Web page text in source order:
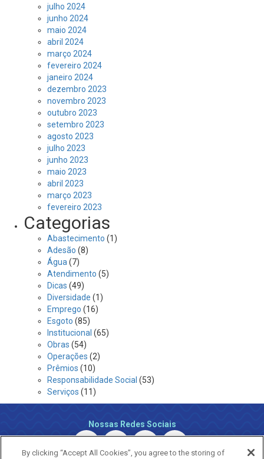
julho 2024
junho 2024
maio 2024
abril 2024
março 2024
fevereiro 2024
janeiro 2024
dezembro 2023
novembro 2023
outubro 2023
setembro 2023
agosto 2023
julho 2023
junho 2023
maio 2023
abril 2023
março 2023
fevereiro 2023
Categorias
Abastecimento (1)
Adesão (8)
Água (7)
Atendimento (5)
Dicas (49)
Diversidade (1)
Emprego (16)
Esgoto (85)
Institucional (65)
Obras (54)
Operações (2)
Prêmios (10)
Responsabilidade Social (53)
Serviços (11)
Nossas Redes Sociais
By clicking “Accept All Cookies”, you agree to the storing of